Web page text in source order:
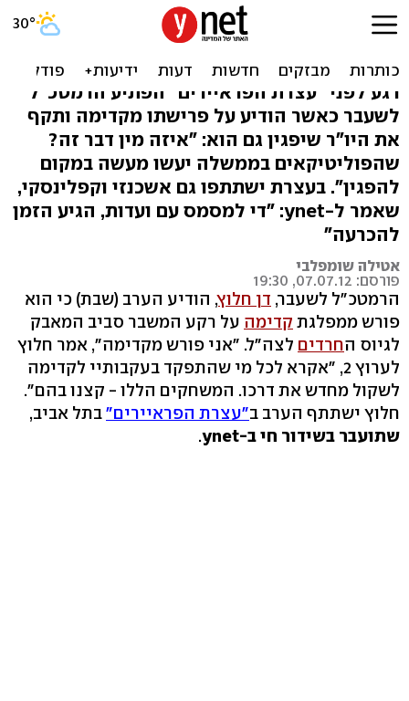
דן חלוץ פורש מקדימה: הזוי
שמופז מפגין
רגע לפני "עצרת הפראיירים" הפתיע הרמטכ"ל
לשעבר כאשר הודיע על פרישתו מקדימה ותקף
את היו"ר שיפגין גם הוא: "איזה מין דבר זה?
שהפוליטיקאים בממשלה יעשו מעשה במקום
להפגין". בעצרת ישתתפו גם אשכנזי וקפלינסקי,
שאמר ל-ynet: "די למסמס עם ועדות, הגיע הזמן
להכרעה"
אטילה שומפלבי
פורסם: 07.07.12, 19:30
הרמטכ"ל לשעבר, דן חלוץ, הודיע הערב (שבת) כי הוא
פורש ממפלגת קדימה על רקע המשבר סביב המאבק
לגיוס החרדים לצה"ל. "אני פורש מקדימה", אמר חלוץ
לערוץ 2, "אקרא לכל מי שהתפקד בעקבותיי לקדימה
לשקול מחדש את דרכו. המשחקים הללו - קצנו בהם".
חלוץ ישתתף הערב ב"עצרת הפראיירים"בתל אביב,
שתועבר בשידור חי ב-ynet
.